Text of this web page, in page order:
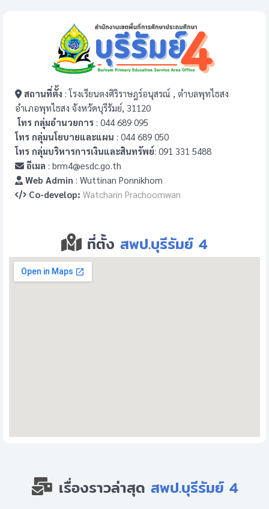
สถานที่ตั้ง : โรงเรียนตงศิริราษฎร์อนุสรณ์ , ตำบลพุทไธสง
อำเภอพุทไธสง จังหวัดบุรีรัมย์, 31120
โทร กลุ่มอำนวยการ : 044 689 095
โทร กลุ่มนโยบายและแผน : 044 689 050
โทร กลุ่มบริหารการเงินและสินทรัพย์: 091 331 5488
อีเมล : brm4@esdc.go.th
Web Admin : Wuttinan Ponnikhom
Co-develop: Watcharin Prachoomwan
ที่ตั้ง สพป.บุรีรัมย์ 4
เรื่องราวล่าสุด สพป.บุรีรัมย์ 4